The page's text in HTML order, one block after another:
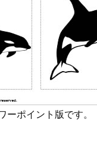
ーポイント版です。